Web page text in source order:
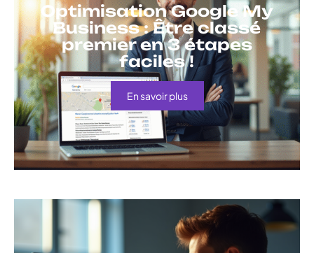
Optimisation Google My
Business : Être classé
premier en 3 étapes
faciles !
En savoir plus